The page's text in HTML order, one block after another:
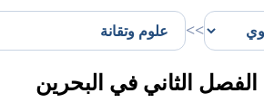
>>
الثاني في البحرين